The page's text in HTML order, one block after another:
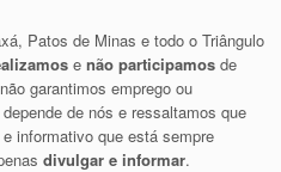
Patos de Minas e todo o Triângulo
enão participamos de
garantimos emprego ou
de nós e ressaltamos que
e informativo que está sempre
divulgar e informar.